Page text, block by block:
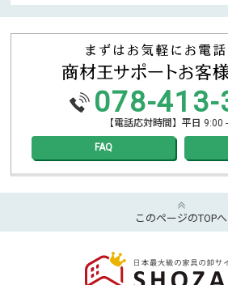
078-413-
【電話応対時間】平日 9:00
FAQ
このページのTOPへ